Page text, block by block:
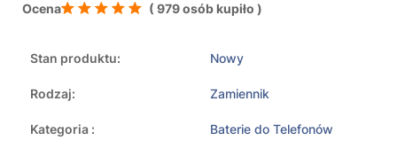
Ocena ( 979 osób kupiło )
Stan produktu: Nowy
Rodzaj: Zamiennik
Kategoria : Baterie do Telefonów